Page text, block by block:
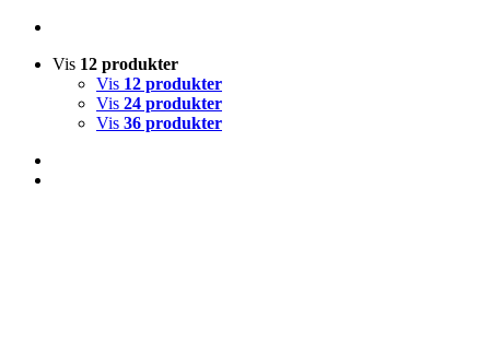
Vis 12 produkter
Vis 12 produkter
Vis 24 produkter
Vis 36 produkter